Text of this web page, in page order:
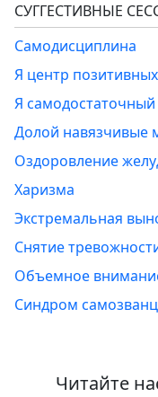
СУГГЕСТИВНЫЕ
Самодисциплина
Я центр
Я самодостаточный
Долой навязчивые
Оздоровление
Харизма
Экстремальная
Снятие
Объемное
Синдром
Читайте